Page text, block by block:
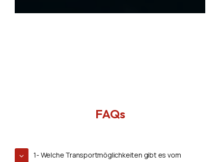
FAQs
1- Welche Transportmöglichkeiten gibt es vom